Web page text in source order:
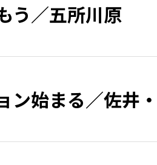
う／五所川原
始まる／佐井・